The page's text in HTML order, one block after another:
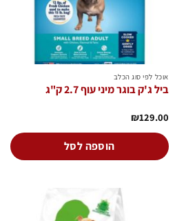
אוכל לפי סוג הכלב
ביל ג'ק בוגר מיני עוף 2.7 ק"ג
₪129.00
הוספה לסל